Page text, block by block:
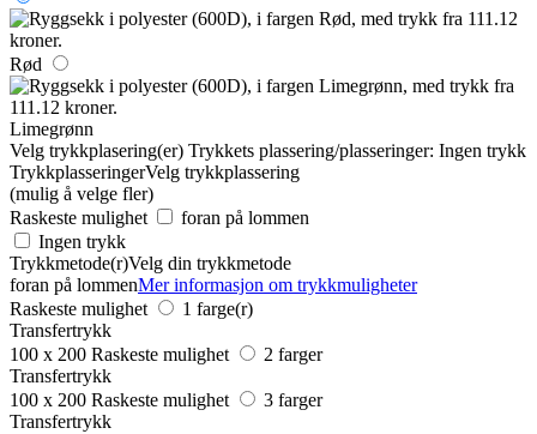
Rød
Limegrønn
Velg trykkplasering(er) Trykkets plassering/plasseringer: Ingen trykk
TrykkplasseringerVelg trykkplassering
(mulig å velge fler)
Raskeste mulighet
foran på lommen
Ingen trykk
Trykkmetode(r)Velg din trykkmetode
foran på lommenMer informasjon om trykkmuligheter
Raskeste mulighet
1 farge(r)
Transfertrykk
100 x 200 Raskeste mulighet
2 farger
Transfertrykk
100 x 200 Raskeste mulighet
3 farger
Transfertrykk